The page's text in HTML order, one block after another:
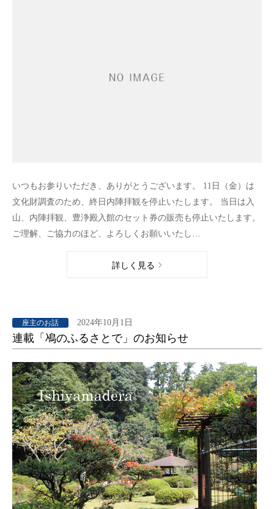
いつもお参りいただき、ありがとうございます。 11日（金）は
文化財調査のため、終日内陣拝観を停止いたします。 当日は入
山、内陣拝観、豊浄殿入館のセット券の販売も停止いたします。
ご理解、ご協力のほど、よろしくお願いいたし…
詳しく見る
座主のお話 2024年10月1日
連載「鳰のふるさとで」のお知らせ